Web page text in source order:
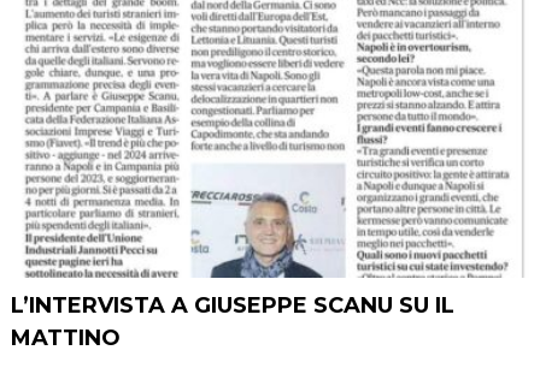
L’INTERVISTA A GIUSEPPE SCANU SU IL
MATTINO